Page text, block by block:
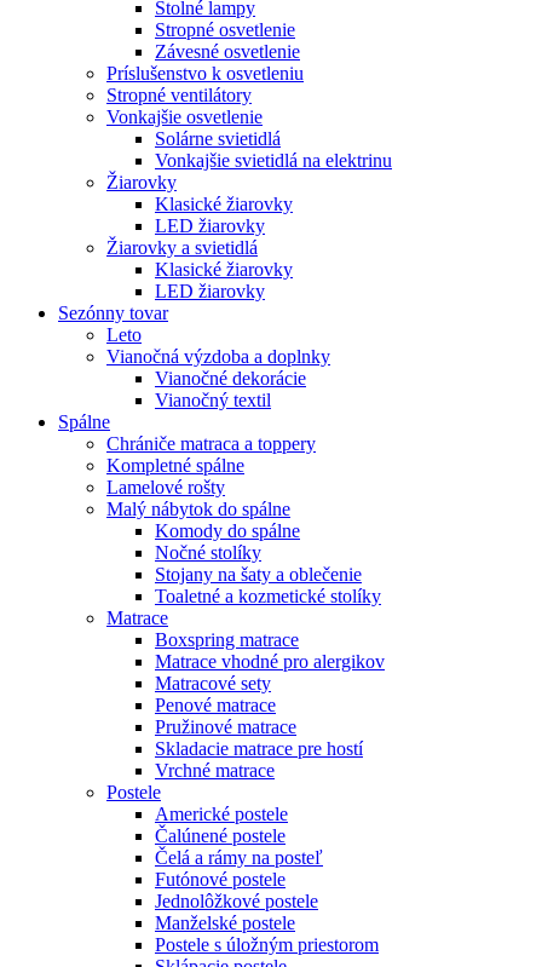
Stolné lampy
Stropné osvetlenie
Závesné osvetlenie
Príslušenstvo k osvetleniu
Stropné ventilátory
Vonkajšie osvetlenie
Solárne svietidlá
Vonkajšie svietidlá na elektrinu
Žiarovky
Klasické žiarovky
LED žiarovky
Žiarovky a svietidlá
Klasické žiarovky
LED žiarovky
Sezónny tovar
Leto
Vianočná výzdoba a doplnky
Vianočné dekorácie
Vianočný textil
Spálne
Chrániče matraca a toppery
Kompletné spálne
Lamelové rošty
Malý nábytok do spálne
Komody do spálne
Nočné stolíky
Stojany na šaty a oblečenie
Toaletné a kozmetické stolíky
Matrace
Boxspring matrace
Matrace vhodné pro alergikov
Matracové sety
Penové matrace
Pružinové matrace
Skladacie matrace pre hostí
Vrchné matrace
Postele
Americké postele
Čalúnené postele
Čelá a rámy na posteľ
Futónové postele
Jednolôžkové postele
Manželské postele
Postele s úložným priestorom